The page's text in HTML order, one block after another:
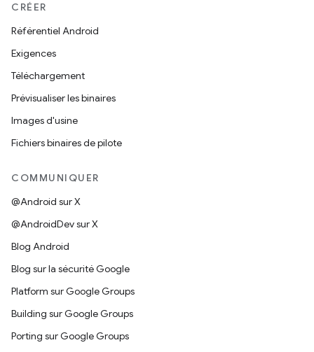
CRÉER
Référentiel Android
Exigences
Téléchargement
Prévisualiser les binaires
Images d'usine
Fichiers binaires de pilote
COMMUNIQUER
@Android sur X
@AndroidDev sur X
Blog Android
Blog sur la sécurité Google
Platform sur Google Groups
Building sur Google Groups
Porting sur Google Groups